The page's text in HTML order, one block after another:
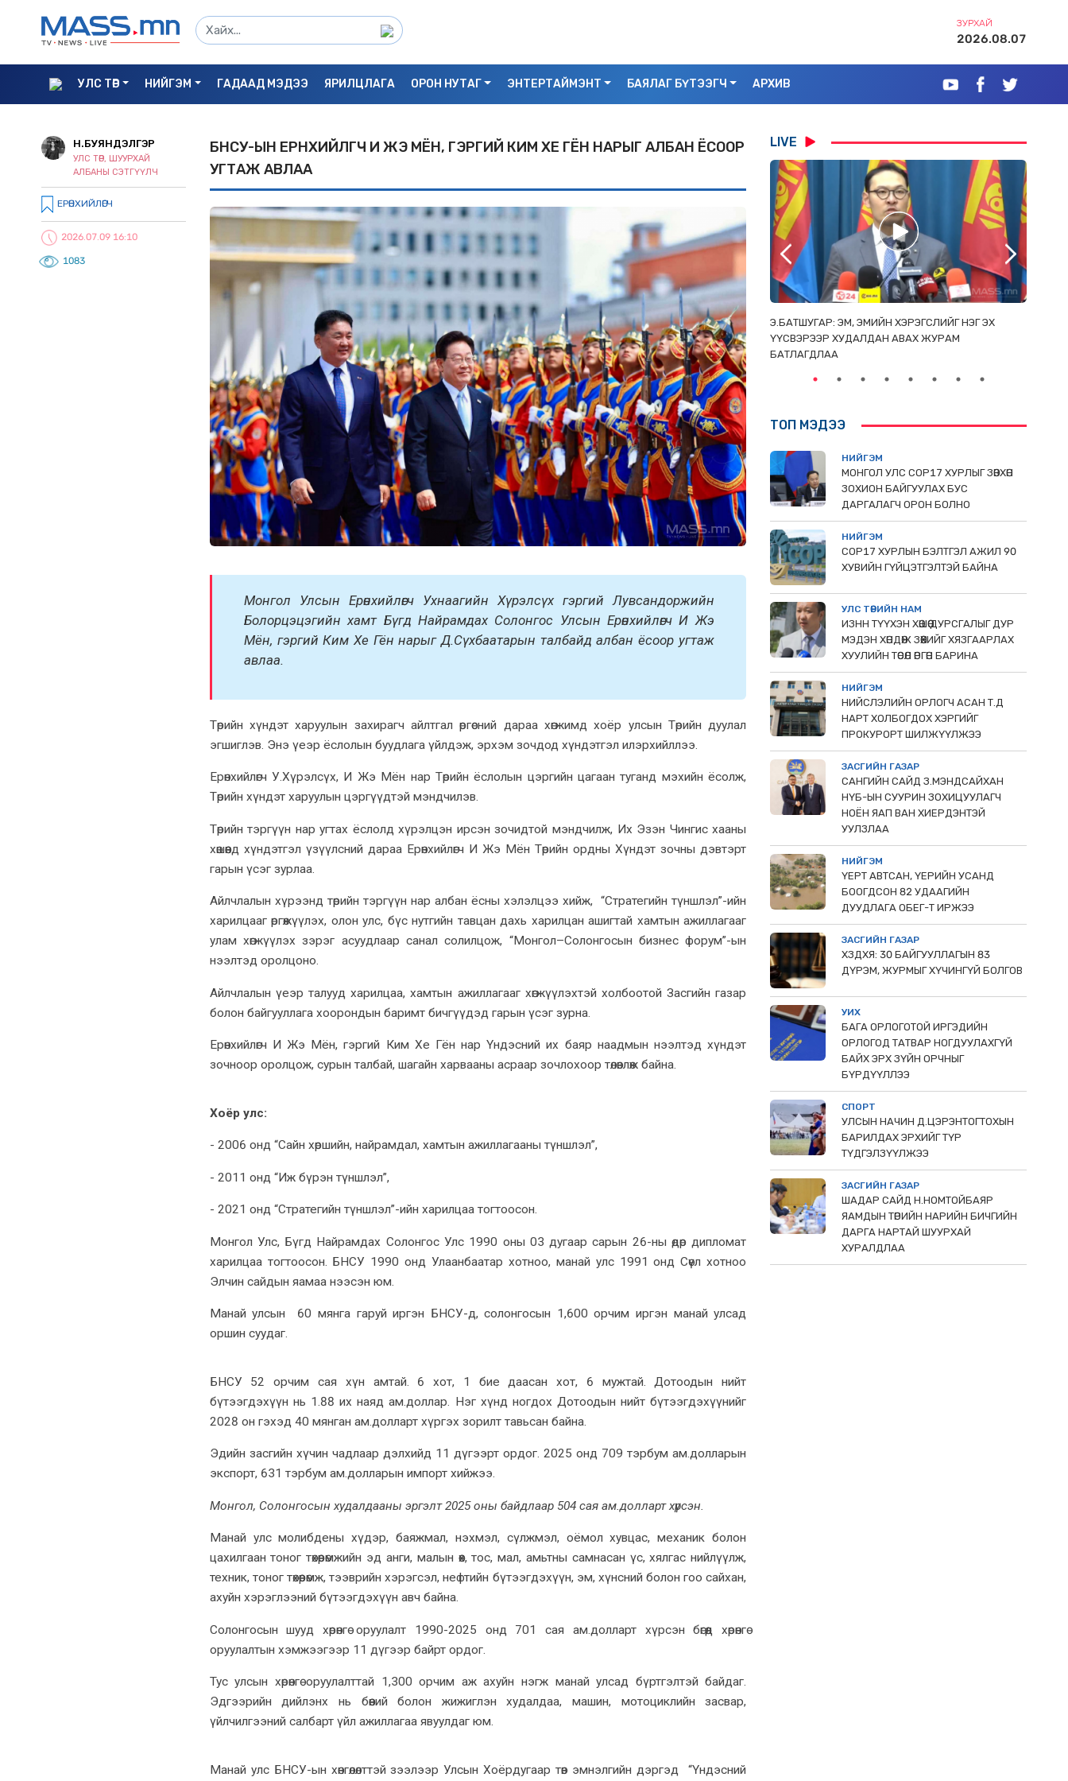
ЗУРХАЙ
2026.08.07
УЛС ТӨР НИЙГЭМ ГАДААД МЭДЭЭ ЯРИЛЦЛАГА ОРОН НУТАГ ЭНТЕРТАЙМЭНТ БАЯЛАГ БҮТЭЭГЧ АРХИВ
Н.БУЯНДЭЛГЭР
УЛС ТӨР, ШУУРХАЙ
АЛБАНЫ СЭТГҮҮЛЧ
ЕРӨНХИЙЛӨГЧ
2026.07.09 16:10
1083
БНСУ-ЫН ЕРӨНХИЙЛӨГЧ И ЖЭ МЁН, ГЭРГИЙ КИМ ХЕ ГЁН НАРЫГ АЛБАН ЁСООР
УГТАЖ АВЛАА
Монгол Улсын Ерөнхийлөгч Ухнаагийн Хүрэлсүх гэргий Лувсандоржийн
Болорцэцэгийн хамт Бүгд Найрамдах Солонгос Улсын Ерөнхийлөгч И Жэ
Мён, гэргий Ким Хе Гён нарыг Д.Сүхбаатарын талбайд албан ёсоор угтаж
авлаа.
Төрийн хүндэт харуулын захирагч айлтгал өргөсний дараа хөгжимд хоёр улсын Төрийн дуулал
эгшиглэв. Энэ үеэр ёслолын буудлага үйлдэж, эрхэм зочдод хүндэтгэл илэрхийллээ.
Ерөнхийлөгч У.Хүрэлсүх, И Жэ Мён нар Төрийн ёслолын цэргийн цагаан туганд мэхийн ёсолж,
Төрийн хүндэт харуулын цэргүүдтэй мэндчилэв.
Төрийн тэргүүн нар угтах ёслолд хүрэлцэн ирсэн зочидтой мэндчилж, Их Эзэн Чингис хааны
хөшөөнд хүндэтгэл үзүүлсний дараа Ерөнхийлөгч И Жэ Мён Төрийн ордны Хүндэт зочны дэвтэрт
гарын үсэг зурлаа.
Айлчлалын хүрээнд төрийн тэргүүн нар албан ёсны хэлэлцээ хийж, “Стратегийн түншлэл”-ийн
харилцааг өргөжүүлэх, олон улс, бүс нутгийн тавцан дахь харилцан ашигтай хамтын ажиллагааг
улам хөгжүүлэх зэрэг асуудлаар санал солилцож, “Монгол–Солонгосын бизнес форум”-ын
нээлтэд оролцоно.
Айлчлалын үеэр талууд харилцаа, хамтын ажиллагааг хөгжүүлэхтэй холбоотой Засгийн газар
болон байгууллага хоорондын баримт бичгүүдэд гарын үсэг зурна.
Ерөнхийлөгч И Жэ Мён, гэргий Ким Хе Гён нар Үндэсний их баяр наадмын нээлтэд хүндэт
зочноор оролцож, сурын талбай, шагайн харвааны асраар зочлохоор төлөвлөж байна.
Хоёр улс:
- 2006 онд “Сайн хөршийн, найрамдал, хамтын ажиллагааны түншлэл”,
- 2011 онд “Иж бүрэн түншлэл”,
- 2021 онд “Стратегийн түншлэл”-ийн харилцаа тогтоосон.
Монгол Улс, Бүгд Найрамдах Солонгос Улс 1990 оны 03 дугаар сарын 26-ны өдөр дипломат
харилцаа тогтоосон. БНСУ 1990 онд Улаанбаатар хотноо, манай улс 1991 онд Сөүл хотноо
Элчин сайдын яамаа нээсэн юм.
Манай улсын 60 мянга гаруй иргэн БНСУ-д, солонгосын 1,600 орчим иргэн манай улсад
оршин суудаг.
БНСУ 52 орчим сая хүн амтай. 6 хот, 1 бие даасан хот, 6 мужтай. Дотоодын нийт
бүтээгдэхүүн нь 1.88 их наяд ам.доллар. Нэг хүнд ногдох Дотоодын нийт бүтээгдэхүүнийг
2028 он гэхэд 40 мянган ам.долларт хүргэх зорилт тавьсан байна.
Эдийн засгийн хүчин чадлаар дэлхийд 11 дүгээрт ордог. 2025 онд 709 тэрбум ам.долларын
экспорт, 631 тэрбум ам.долларын импорт хийжээ.
Монгол, Солонгосын худалдааны эргэлт 2025 оны байдлаар 504 сая ам.долларт хүрсэн.
Манай улс молибдены хүдэр, баяжмал, нэхмэл, сүлжмэл, оёмол хувцас, механик болон
цахилгаан тоног төхөөрөмжийн эд анги, малын өөх, тос, мал, амьтны самнасан үс, хялгас нийлүүлж,
техник, тоног төхөөрөмж, тээврийн хэрэгсэл, нефтийн бүтээгдэхүүн, эм, хүнсний болон гоо сайхан,
ахуйн хэрэглээний бүтээгдэхүүн авч байна.
Солонгосын шууд хөрөнгө оруулалт 1990-2025 онд 701 сая ам.долларт хүрсэн бөгөөд хөрөнгө
оруулалтын хэмжээгээр 11 дүгээр байрт ордог.
Тус улсын хөрөнгө оруулалттай 1,300 орчим аж ахуйн нэгж манай улсад бүртгэлтэй байдаг.
Эдгээрийн дийлэнх нь бөөний болон жижиглэн худалдаа, машин, мотоциклийн засвар,
үйлчилгээний салбарт үйл ажиллагаа явуулдаг юм.
Манай улс БНСУ-ын хөнгөлөлттэй зээлээр Улсын Хоёрдугаар төв эмнэлгийн дэргэд “Үндэсний
LIVE
С.БАЯРБИЛЭГ: ДРАГОН ТӨВИЙН 3 ДАВХРААС
УНАСАН 25 НАСТАЙ ЭМЭГТЭЙ АМИА ХОРЛОСОН
БАЙЖ БОЛЗОШГҮЙ
Э.БАТШУГАР: ЭМ, ЭМИЙН ХЭРЭГСЛИЙГ НЭГ ЭХ
ҮҮСВЭРЭЭР ХУДАЛДАН АВАХ ЖУРАМ
БАТЛАГДЛАА
ТОП МЭДЭЭ
НИЙГЭМ
МОНГОЛ УЛС СОР17 ХУРЛЫГ ЗӨВХӨН
ЗОХИОН БАЙГУУЛАХ БУС
ДАРГАЛАГЧ ОРОН БОЛНО
НИЙГЭМ
COP17 ХУРЛЫН БЭЛТГЭЛ АЖИЛ 90
ХУВИЙН ГҮЙЦЭТГЭЛТЭЙ БАЙНА
УЛС ТӨРИЙН НАМ
ИЗНН ТҮҮХЭН ХӨШӨӨ ДУРСГАЛЫГ ДУР
МЭДЭН ХӨНДӨЖ ЗӨӨХИЙГ ХЯЗГААРЛАХ
ХУУЛИЙН ТӨСӨЛ ӨРГӨН БАРИНА
НИЙГЭМ
НИЙСЛЭЛИЙН ОРЛОГЧ АСАН Т.Д
НАРТ ХОЛБОГДОХ ХЭРГИЙГ
ПРОКУРОРТ ШИЛЖҮҮЛЖЭЭ
ЗАСГИЙН ГАЗАР
САНГИЙН САЙД З.МЭНДСАЙХАН
НҮБ-ЫН СУУРИН ЗОХИЦУУЛАГЧ
НОЁН ЯАП ВАН ХИЕРДЭНТЭЙ
УУЛЗЛАА
НИЙГЭМ
ҮЕРТ АВТСАН, ҮЕРИЙН УСАНД
БООГДСОН 82 УДААГИЙН
ДУУДЛАГА ОБЕГ-Т ИРЖЭЭ
ЗАСГИЙН ГАЗАР
ХЗДХЯ: 30 БАЙГУУЛЛАГЫН 83
ДҮРЭМ, ЖУРМЫГ ХҮЧИНГҮЙ БОЛГОВ
УИХ
БАГА ОРЛОГОТОЙ ИРГЭДИЙН
ОРЛОГОД ТАТВАР НОГДУУЛАХГҮЙ
БАЙХ ЭРХ ЗҮЙН ОРЧНЫГ
БҮРДҮҮЛЛЭЭ
СПОРТ
УЛСЫН НАЧИН Д.ЦЭРЭНТОГТОХЫН
БАРИЛДАХ ЭРХИЙГ ТҮР
ТҮДГЭЛЗҮҮЛЖЭЭ
ЗАСГИЙН ГАЗАР
ШАДАР САЙД Н.НОМТОЙБАЯР
ЯАМДЫН ТӨРИЙН НАРИЙН БИЧГИЙН
ДАРГА НАРТАЙ ШУУРХАЙ
ХУРАЛДЛАА